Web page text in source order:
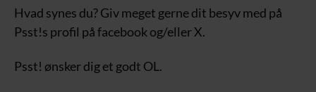
Hvad synes du? Giv meget gerne dit besyv med på
Psst!s profil på facebook og/eller X.
Psst! ønsker dig et godt OL.